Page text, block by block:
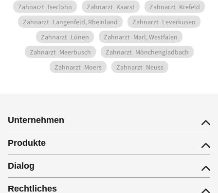
Zahnarzt Iserlohn Zahnarzt Kaarst Zahnarzt Krefeld
Zahnarzt Langenfeld, Rheinland Zahnarzt Leverkusen
Zahnarzt Lünen Zahnarzt Marl, Westfalen
Zahnarzt Meerbusch Zahnarzt Mönchengladbach
Zahnarzt Moers Zahnarzt Neuss
Unternehmen
Produkte
Dialog
Rechtliches